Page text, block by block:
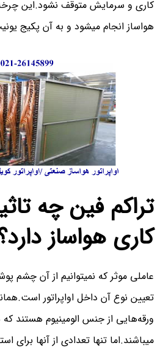
کاری و سرمایش متوقف نشود.این چرخه
هواساز انجام میشود و به آن پکیج
تراکم فین چه
کاری هواساز
عاملی موثر که نمیتوانیم از آن چشم
تعیین نوع آن داخل اواپراتور
ورقه‌هایی از جنس الومینیوم هستند که
میباشند.اما تنها تعدادی از آنها برای